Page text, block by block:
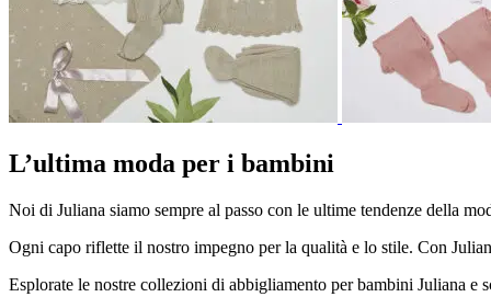
L’ultima moda per i bambini
Noi di Juliana siamo sempre al passo con le ultime tendenze della
Ogni capo riflette il nostro impegno per la qualità e lo stile. Con
Esplorate le nostre collezioni di abbigliamento per bambini Juliana